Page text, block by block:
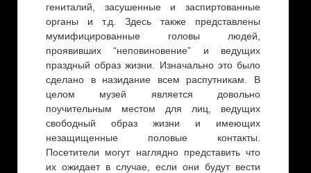
гениталий, засушенные и заспиртованные
органы и т.д. Здесь также представлены
мумифицированные головы людей,
проявивших “неповиновение” и ведущих
праздный образ жизни. Изначально это было
сделано в назидание всем распутникам. В
целом музей является довольно
поучительным местом для лиц, ведущих
свободный образ жизни и имеющих
незащищенные половые контакты.
Посетители могут наглядно представить что
их ожидает в случае, если они будут вести